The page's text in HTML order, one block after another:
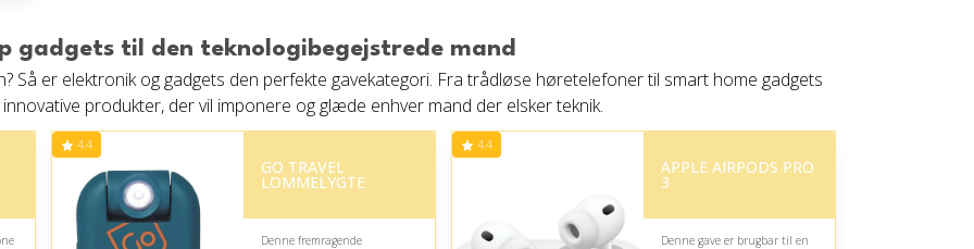
gadgets til den teknologibegejstrede mand
Så er elektronik og gadgets den perfekte gavekategori. Fra trådløse høretelefoner til smart home gadgets
produkter, der vil imponere og glæde enhver mand der elsker teknik.
4.4
GO TRAVEL
LOMMELYGTE
Denne fremragende
4.4
APPLE AIRPODS PRO
3
Denne gave er brugbar til en